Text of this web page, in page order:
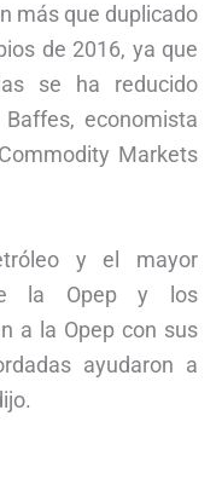
más que duplicado
de 2016, ya que
se ha reducido
economista
Markets
y el mayor
la Opep y los
a la Opep con sus
ayudaron a